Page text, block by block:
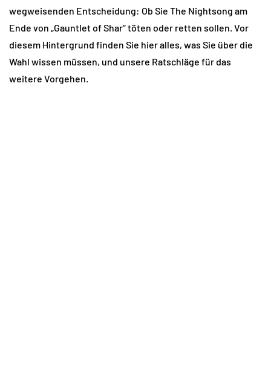
wegweisenden Entscheidung: Ob Sie The Nightsong am
Ende von „Gauntlet of Shar“ töten oder retten sollen. Vor
diesem Hintergrund finden Sie hier alles, was Sie über die
Wahl wissen müssen, und unsere Ratschläge für das
weitere Vorgehen.